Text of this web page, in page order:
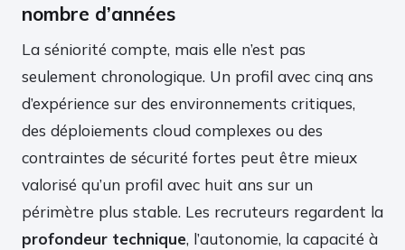
nombre d’années
La séniorité compte, mais elle n’est pas
seulement chronologique. Un profil avec cinq ans
d’expérience sur des environnements critiques,
des déploiements cloud complexes ou des
contraintes de sécurité fortes peut être mieux
valorisé qu’un profil avec huit ans sur un
périmètre plus stable. Les recruteurs regardent la
profondeur technique, l’autonomie, la capacité à